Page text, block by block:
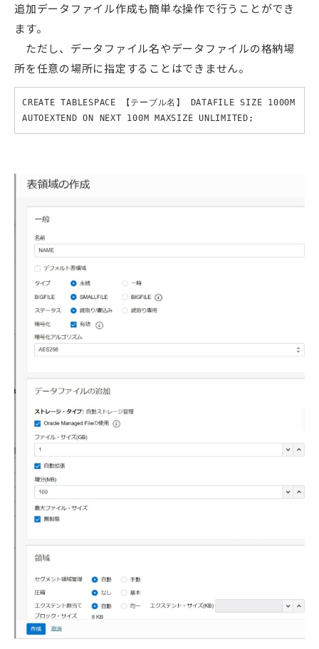
追加データファイル作成も簡単な操作で行うことができ
ます。
ただし、データファイル名やデータファイルの格納場
所を任意の場所に指定することはできません。
CREATE TABLESPACE 【テーブル名】 DATAFILE SIZE 1000M
AUTOEXTEND ON NEXT 100M MAXSIZE UNLIMITED;